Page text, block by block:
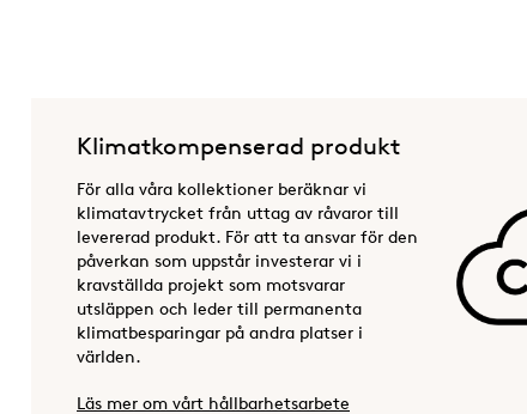
Klimatkompenserad produkt
För alla våra kollektioner beräknar vi
klimatavtrycket från uttag av råvaror till
levererad produkt. För att ta ansvar för den
påverkan som uppstår investerar vi i
kravställda projekt som motsvarar
utsläppen och leder till permanenta
klimatbesparingar på andra platser i
världen.
Läs mer om vårt hållbarhetsarbete